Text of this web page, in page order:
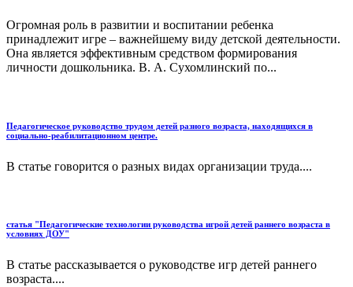
Огромная роль в развитии и воспитании ребенка
принадлежит игре – важнейшему виду детской деятельности.
Она является эффективным средством формирования
личности дошкольника. В. А. Сухомлинский по...
Педагогическое руководство трудом детей разного возраста, находящихся в
социально-реабилитационном центре.
В статье говорится о разных видах организации труда....
статья "Педагогические технологии руководства игрой детей раннего возраста в
условиях ДОУ"
В статье рассказывается о руководстве игр детей раннего
возраста....